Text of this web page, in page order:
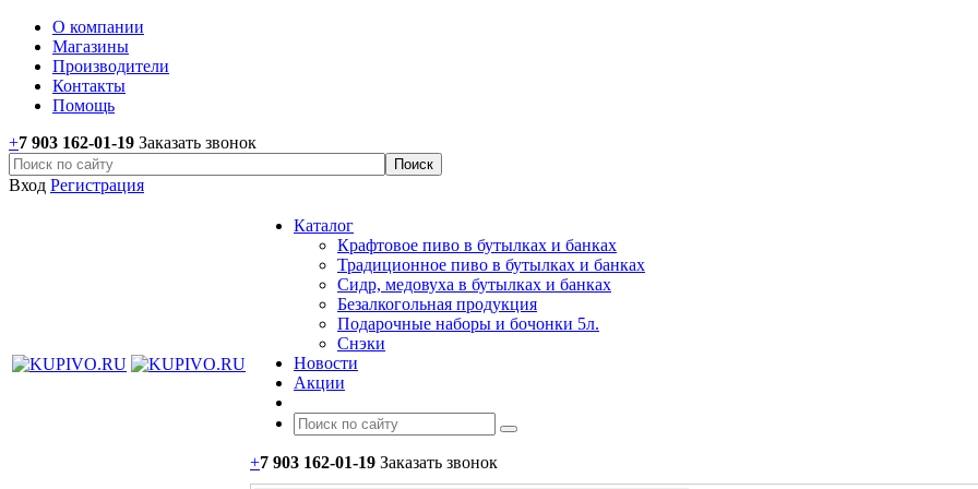
О компании
Магазины
Производители
Контакты
Помощь
+7 903 162-01-19 Заказать звонок
Вход Регистрация
Каталог
Крафтовое пиво в бутылках и банках
Традиционное пиво в бутылках и банках
Сидр, медовуха в бутылках и банках
Безалкогольная продукция
Подарочные наборы и бочонки 5л.
Снэки
Новости
Акции
+7 903 162-01-19 Заказать звонок